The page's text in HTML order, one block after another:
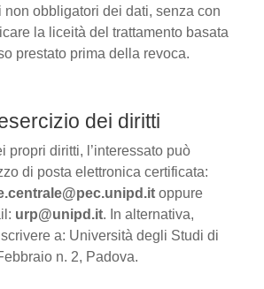
non obbligatori dei dati, senza con
la liceità del trattamento basata
prestato prima della revoca.
dei diritti
propri diritti, l’interessato può
di posta elettronica certificata:
oppure
urp@unipd.it. In alternativa,
scrivere a: Università degli Studi di
n. 2, Padova.